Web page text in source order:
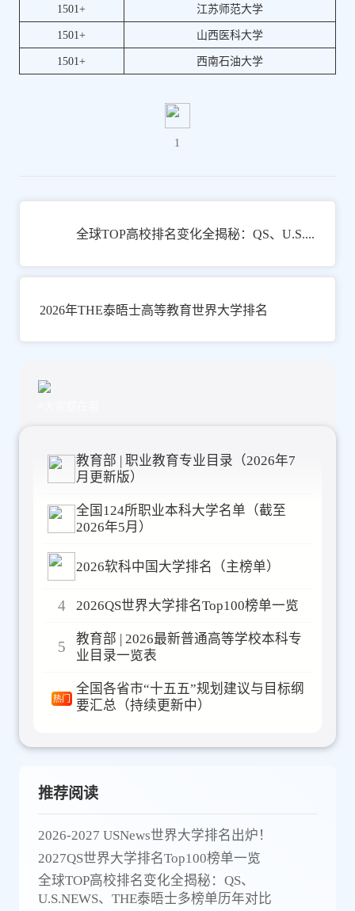
1501+
江苏师范大学
1501+
山西医科大学
1501+
西南石油大学
1
全球TOP高校排名变化全揭秘：QS、U.S.NEWS、THE泰晤士多榜单历年对比
2026年THE泰晤士高等教育世界大学排名
推荐阅读
2026-2027 USNews世界大学排名出炉！
2027QS世界大学排名Top100榜单一览
全球TOP高校排名变化全揭秘：QS、
U.S.NEWS、THE泰晤士多榜单历年对比
教育部 | 职业教育专业目录（2026年7
月更新版）
全国124所职业本科大学名单（截至
2026年5月）
2026软科中国大学排名（主榜单）
4 2026QS世界大学排名Top100榜单一览
5 教育部 | 2026最新普通高等学校本科专
业目录一览表
热门
全国各省市“十五五”规划建议与目标纲
要汇总（持续更新中）